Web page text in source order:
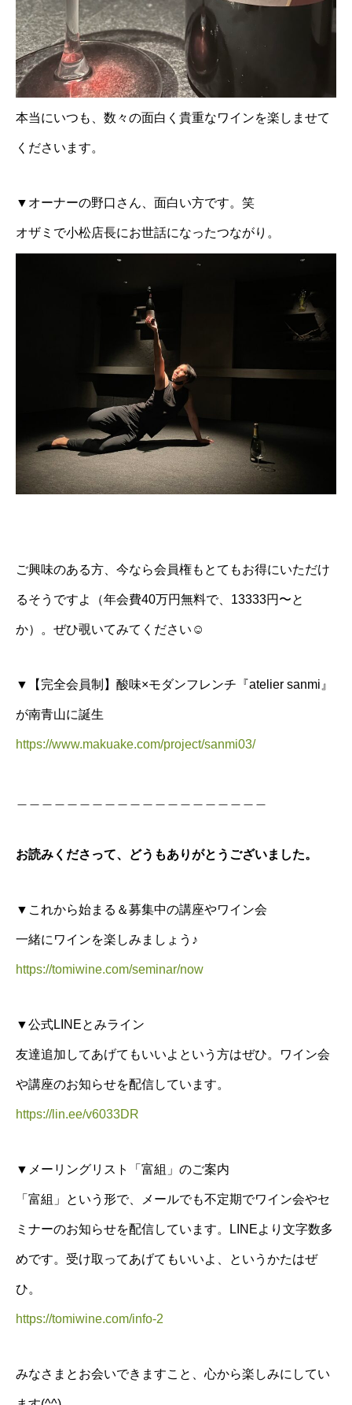
本当にいつも、数々の面白く貴重なワインを楽しませて
くださいます。
▼オーナーの野口さん、面白い方です。笑
オザミで小松店長にお世話になったつながり。
ご興味のある方、今なら会員権もとてもお得にいただけ
るそうですよ（年会費40万円無料で、13333円〜と
か）。ぜひ覗いてみてください☺️
▼【完全会員制】酸味×モダンフレンチ『atelier sanmi』
が南青山に誕生
https://www.makuake.com/project/sanmi03/
お読みくださって、どうもありがとうございました。
▼これから始まる＆募集中の講座やワイン会
一緒にワインを楽しみましょう♪
https://tomiwine.com/seminar/now
▼公式LINEとみライン
友達追加してあげてもいいよという方はぜひ。ワイン会
や講座のお知らせを配信しています。
https://lin.ee/v6033DR
▼メーリングリスト「富組」のご案内
「富組」という形で、メールでも不定期でワイン会やセ
ミナーのお知らせを配信しています。LINEより文字数多
めです。受け取ってあげてもいいよ、というかたはぜ
ひ。
https://tomiwine.com/info-2
みなさまとお会いできますこと、心から楽しみにしてい